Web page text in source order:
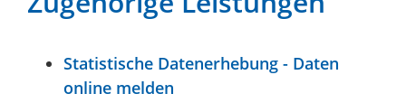
Statistische Datenerhebung - Daten
online melden